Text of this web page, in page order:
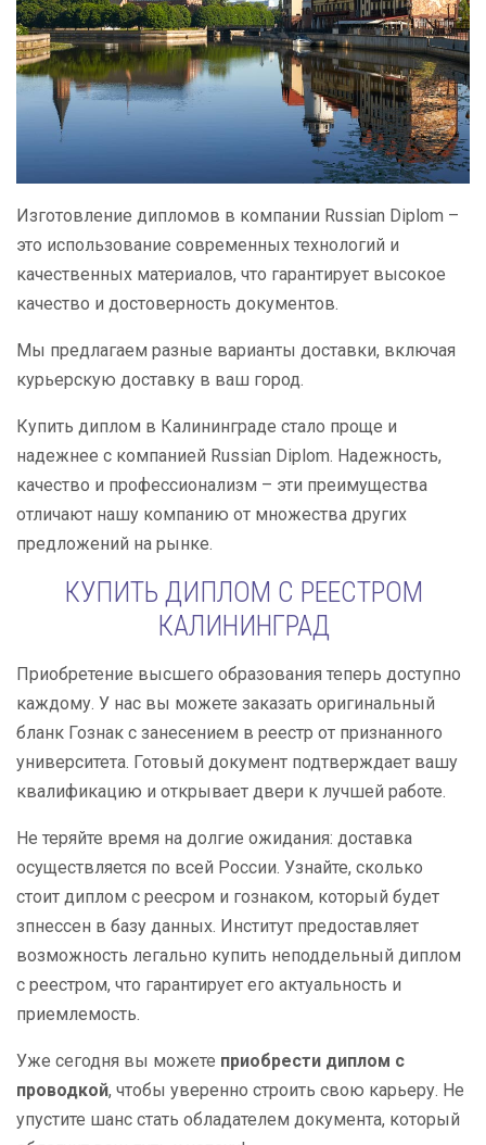
Изготовление дипломов в компании Russian Diplom –
это использование современных технологий и
качественных материалов, что гарантирует высокое
качество и достоверность документов.
Мы предлагаем разные варианты доставки, включая
курьерскую доставку в ваш город.
Купить диплом в Калининграде стало проще и
надежнее с компанией Russian Diplom. Надежность,
качество и профессионализм – эти преимущества
отличают нашу компанию от множества других
предложений на рынке.
КУПИТЬ ДИПЛОМ С РЕЕСТРОМ
КАЛИНИНГРАД
Приобретение высшего образования теперь доступно
каждому. У нас вы можете заказать оригинальный
бланк Гознак с занесением в реестр от признанного
университета. Готовый документ подтверждает вашу
квалификацию и открывает двери к лучшей работе.
Не теряйте время на долгие ожидания: доставка
осуществляется по всей России. Узнайте, сколько
стоит диплом с реесром и гознаком, который будет
зпнессен в базу данных. Институт предоставляет
возможность легально купить неподдельный диплом
с реестром, что гарантирует его актуальность и
приемлемость.
Уже сегодня вы можете приобрести диплом с
проводкой, чтобы уверенно строить свою карьеру. Не
упустите шанс стать обладателем документа, который